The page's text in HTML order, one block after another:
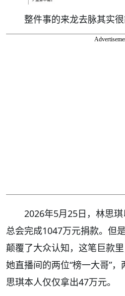
整件事的来龙去脉其实很
2026年5月25日，林思
总会完成1047万元捐款。但
颠覆了大众认知，这笔巨款
她直播间的两位“榜一大哥”
思琪本人仅仅拿出47万元。